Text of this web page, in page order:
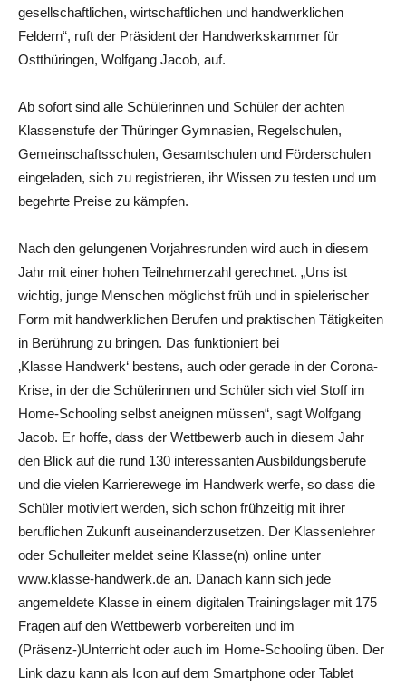
gesellschaftlichen, wirtschaftlichen und handwerklichen
Feldern“, ruft der Präsident der Handwerkskammer für
Ostthüringen, Wolfgang Jacob, auf.
Ab sofort sind alle Schülerinnen und Schüler der achten
Klassenstufe der Thüringer Gymnasien, Regelschulen,
Gemeinschaftsschulen, Gesamtschulen und Förderschulen
eingeladen, sich zu registrieren, ihr Wissen zu testen und um
begehrte Preise zu kämpfen.
Nach den gelungenen Vorjahresrunden wird auch in diesem
Jahr mit einer hohen Teilnehmerzahl gerechnet. „Uns ist
wichtig, junge Menschen möglichst früh und in spielerischer
Form mit handwerklichen Berufen und praktischen Tätigkeiten
in Berührung zu bringen. Das funktioniert bei
‚Klasse Handwerk‘ bestens, auch oder gerade in der Corona-
Krise, in der die Schülerinnen und Schüler sich viel Stoff im
Home-Schooling selbst aneignen müssen“, sagt Wolfgang
Jacob. Er hoffe, dass der Wettbewerb auch in diesem Jahr
den Blick auf die rund 130 interessanten Ausbildungsberufe
und die vielen Karrierewege im Handwerk werfe, so dass die
Schüler motiviert werden, sich schon frühzeitig mit ihrer
beruflichen Zukunft auseinanderzusetzen. Der Klassenlehrer
oder Schulleiter meldet seine Klasse(n) online unter
www.klasse-handwerk.de an. Danach kann sich jede
angemeldete Klasse in einem digitalen Trainingslager mit 175
Fragen auf den Wettbewerb vorbereiten und im
(Präsenz-)Unterricht oder auch im Home-Schooling üben. Der
Link dazu kann als Icon auf dem Smartphone oder Tablet